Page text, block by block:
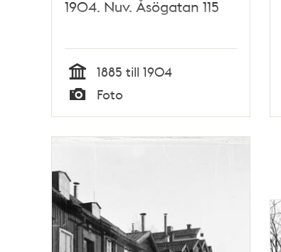
1904. Nuv. Åsögatan 115
Tid
1885 till 1904
Typ
Foto